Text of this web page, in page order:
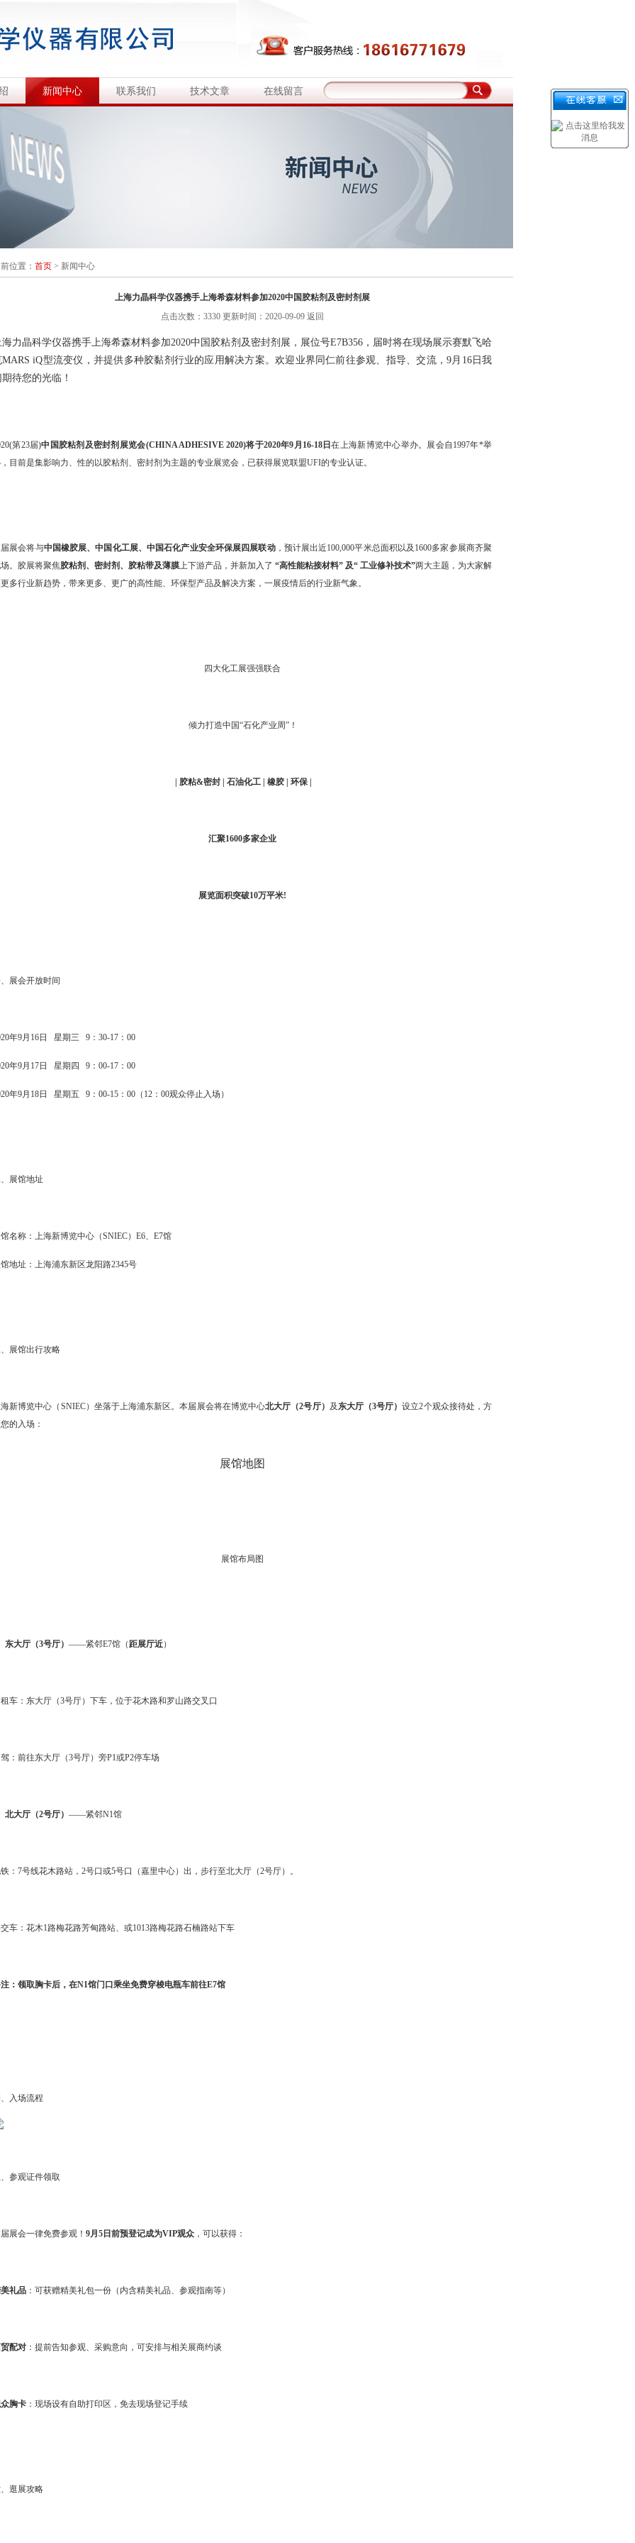
新闻中心 联系我们 技术文章 在线留言
位置： 首页 > 新闻中心
上海力晶科学仪器携手上海希森材料参加2020中国胶粘剂及密封剂展
点击次数：3330 更新时间：2020-09-09 返回
海力晶科学仪器携手上海希森材料参加2020中国胶粘剂及密封剂展，展位号E7B356，届时将在现场展示赛默飞哈
MARS iQ型流变仪，并提供多种胶黏剂行业的应用解决方案。欢迎业界同仁前往参观、指导、交流，9月16日我
待您的光临！
第23届)中国胶粘剂及密封剂展览会(CHINA ADHESIVE 2020)将于2020年9月16-18日在上海新博览中心举办。展会自1997年*举
目前是集影响力、性的以胶粘剂、密封剂为主题的专业展览会，已获得展览联盟UFI的专业认证。
展会将与中国橡胶展、中国化工展、中国石化产业安全环保展四展联动，预计展出近100,000平米总面积以及1600多家参展商齐聚
。胶展将聚焦胶粘剂、密封剂、胶粘带及薄膜上下游产品，并新加入了 “高性能粘接材料” 及“ 工业修补技术”两大主题，为大家解
多行业新趋势，带来更多、更广的高性能、环保型产品及解决方案，一展疫情后的行业新气象。
四大化工展强强联合
倾力打造中国“石化产业周”！
| 胶粘&密封 | 石油化工 | 橡胶 | 环保 |
汇聚1600多家企业
展览面积突破10万平米!
展会开放时间
年9月16日 星期三 9：30-17：00
年9月17日 星期四 9：00-17：00
年9月18日 星期五 9：00-15：00（12：00观众停止入场）
展馆地址
名称：上海新博览中心（SNIEC）E6、E7馆
地址：上海浦东新区龙阳路2345号
展馆出行攻略
新博览中心（SNIEC）坐落于上海浦东新区。本届展会将在博览中心北大厅（2号厅） 及东大厅（3号厅）设立2个观众接待处，方
的入场：
展馆地图
展馆布局图
东大厅（3号厅） ——紧邻E7馆（ 距展厅近）
车：东大厅（3号厅）下车，位于花木路和罗山路交叉口
：前往东大厅（3号厅）旁P1或P2停车场
北大厅（2号厅） ——紧邻N1馆
：7号线花木路站，2号口或5号口（嘉里中心）出，步行至北大厅（2号厅）。
车：花木1路梅花路芳甸路站、或1013路梅花路石楠路站下车
：领取胸卡后，在N1馆门口乘坐免费穿梭电瓶车前往E7馆
、入场流程
参观证件领取
展会一律免费参观！ 9月5日前预登记成为VIP观众 ，可以获得：
礼品 ：可获赠精美礼包一份（内含精美礼品、参观指南等）
配对 ：提前告知参观、采购意向，可安排与相关展商约谈
胸卡 ：现场设有自助打印区，免去现场登记手续
逛展攻略